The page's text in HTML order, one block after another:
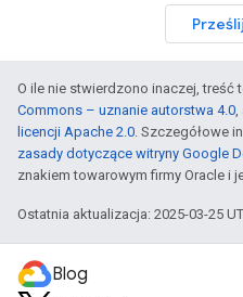
O ile nie stwierdzono inaczej, treść
Commons – uznanie autorstwa 4.0,
licencji Apache 2.0. Szczegółowe
zasady dotyczące witryny Google
znakiem towarowym firmy Oracle i
Ostatnia aktualizacja: 2025-03-25
Blog